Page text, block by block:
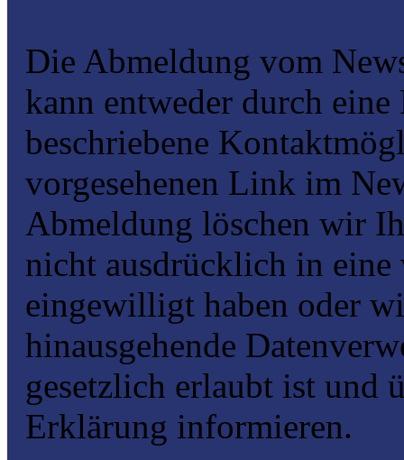
Die Abmeldung vom
kann entweder durch
beschriebene
vorgesehenen Link im
Abmeldung löschen wir
nicht ausdrücklich in
eingewilligt haben oder
hinausgehende
gesetzlich erlaubt ist und
Erklärung informieren.